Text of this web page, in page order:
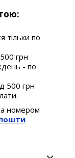
тільки по
грн
- по
500 грн
номером